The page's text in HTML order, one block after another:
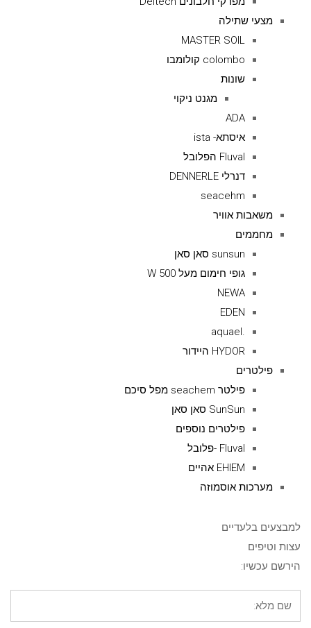
מצעי שתילה
MASTER SOIL
colombo קולומבו
שונות
מגנט ניקוי
ADA
איסתא- ista
Fluval הפלובל
דנרלי DENNERLE
seacehm
משאבות אוויר
מחממים
sunsun סאן סאן
גופי חימום מעל 500 W
NEWA
EDEN
.aquael
HYDOR היידור
פילטרים
פילטר seachem מפל סיכם
SunSun סאן סאן
פילטרים נוספים
Fluval -פלובל
EHIEM אהיים
מערכות אוסמוזה
למבצעים בלעדיים
עצות וטיפים
הירשם עכשיו: